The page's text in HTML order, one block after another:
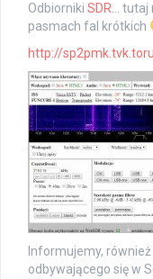
Odbiorniki SDR.
..
pasmach fal krótkich
http://
Informujemy,
odbywającego się w